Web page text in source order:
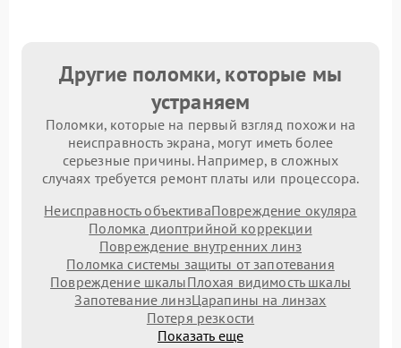
Другие поломки, которые мы
устраняем
Поломки, которые на первый взгляд похожи на
неисправность экрана, могут иметь более
серьезные причины. Например, в сложных
случаях требуется ремонт платы или процессора.
Неисправность объективаПовреждение окуляра
Поломка диоптрийной коррекции
Повреждение внутренних линз
Поломка системы защиты от запотевания
Повреждение шкалыПлохая видимость шкалы
Запотевание линзЦарапины на линзах
Потеря резкости
Показать еще